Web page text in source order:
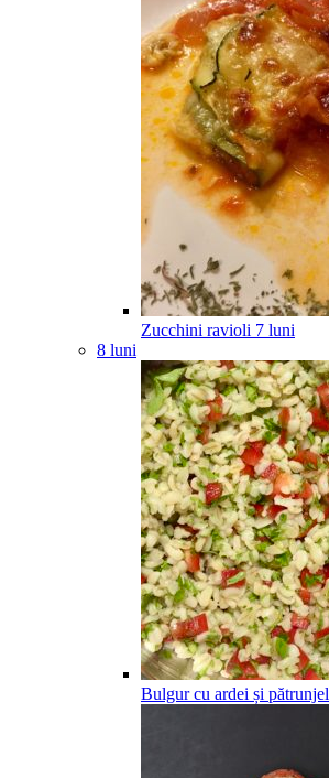
Zucchini ravioli 7 luni
8 luni
Bulgur cu ardei și pătrunjel